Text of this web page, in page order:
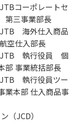
コーポレートセ
三事業部長
海外仕入商品
空仕入部長
JTB 執行役員 個
部 事業統括部長
執行役員ツー
業本部 仕入商品事
（JCD）